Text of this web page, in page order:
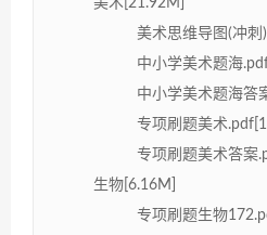
美术[21.92M]
美术思维导图(冲刺
中小学美术题海
中小学美术题海答
专项刷题美术
专项刷题美术答案
生物[6.16M]
专项刷题生物